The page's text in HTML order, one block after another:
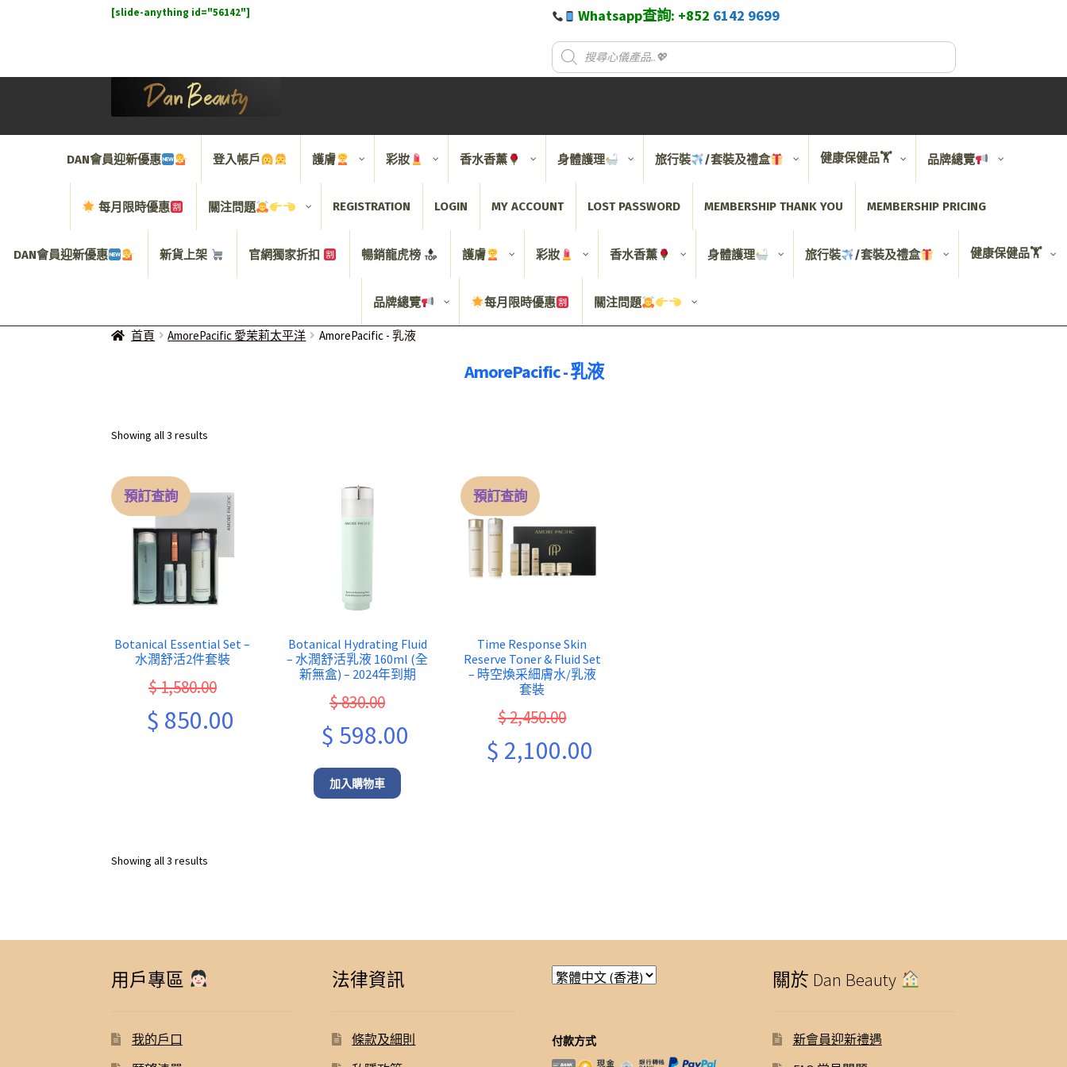
[slide-anything id="56142"] Whatsapp查詢: +852 6142 9699
DAN會員迎新優惠 登入帳戶 護膚 彩妝 香水香薰 身體護理 旅行裝 /套裝及禮盒 健康保健品🏋️ 品牌總覽
每月限時優惠 關注問題 REGISTRATION LOGIN MY ACCOUNT LOST PASSWORD MEMBERSHIP THANK YOU MEMBERSHIP PRICING
DAN會員迎新優惠 新貨上架 官網獨家折扣 暢銷龍虎榜 護膚 彩妝 香水香薰 身體護理 旅行裝 /套裝及禮盒 健康保健品🏋️
品牌總覽 每月限時優惠 關注問題
首頁 AmorePacific 愛茉莉太平洋 AmorePacific - 乳液
AmorePacific - 乳液
Showing all 3 results
預訂查詢
Botanical Essential Set –
水潤舒活2件套裝
$1,580.00
Original
price
$ 850.00
Botanical Hydrating Fluid
– 水潤舒活乳液 160ml (全
新無盒) – 2024年到期
$830.00
Original
price
was:
$ 598.00
加入購物車
預訂查詢
Time Response Skin
Reserve Toner & Fluid Set
– 時空煥采細膚水/乳液
套裝
$2,450.00
Original
price
$ 2,100.00
Showing all 3 results
用戶專區
我的戶口
法律資訊
條款及細則
付款方式
關於 Dan Beauty
新會員迎新禮遇